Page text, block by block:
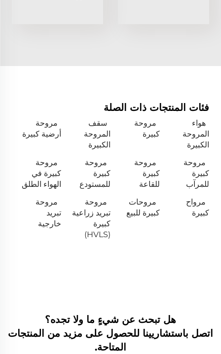
فئات المنتجات ذات الصلة
هواء
المروحة
الكبيرة
مروحة
كبيرة
سقف
المروحة
الكبيرة
مروحة
أرضية كبيرة
مروحة
كبيرة
للمرآب
مروحة
كبيرة
للقاعة
مروحة
كبيرة
للمستودع
مروحة
كبيرة في
الهواء الطلق
مرواح
كبيرة
مروحات
كبيرة للبيع
مروحة
تبريد زراعية
كبيرة
(HVLS)
مروحة
تبريد
خارجية
هل تبحث عن شيءٍ ما ولا تجده؟
اتصل باستشاريينا للحصول على مزيد من المنتجات
المتاحة.